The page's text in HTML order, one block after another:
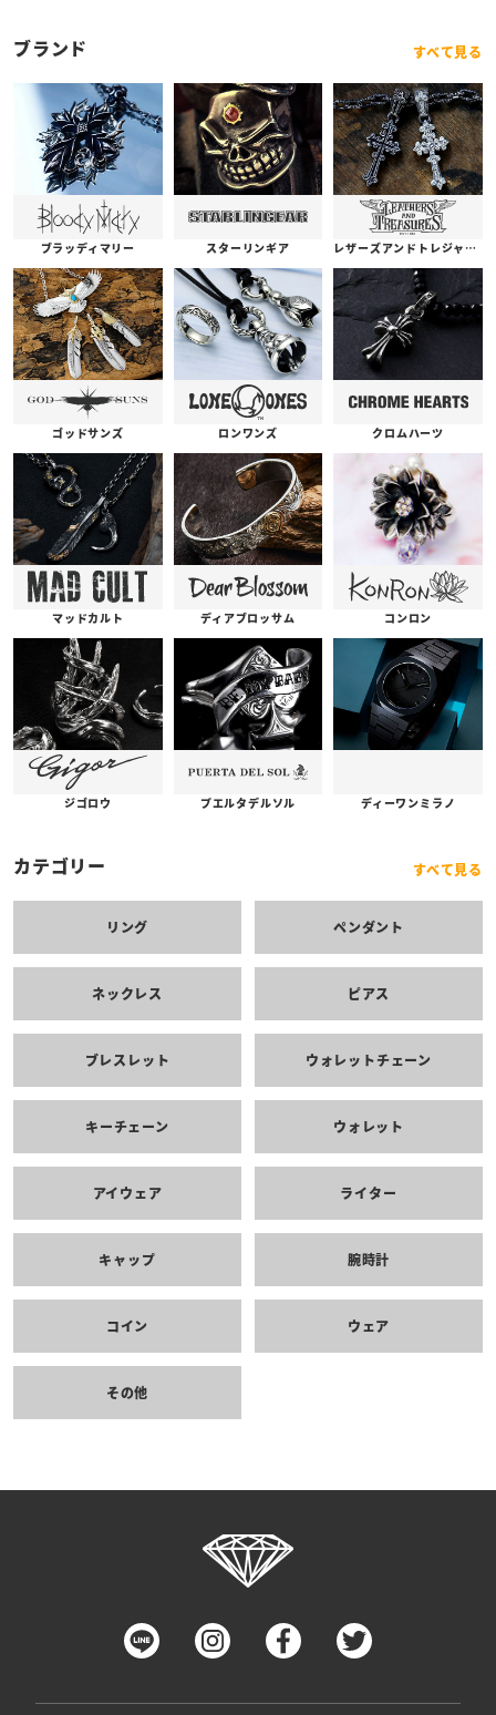
ブランド すべて見る
ブラッディマリー スターリンギア レザーズアンドトレジャーズ
ゴッドサンズ ロンワンズ クロムハーツ
マッドカルト ディアブロッサム コンロン
ジゴロウ プエルタデルソル ディーワンミラノ
カテゴリー すべて見る
リング ペンダント
ネックレス ピアス
ブレスレット ウォレットチェーン
キーチェーン ウォレット
アイウェア ライター
キャップ 腕時計
コイン ウェア
その他